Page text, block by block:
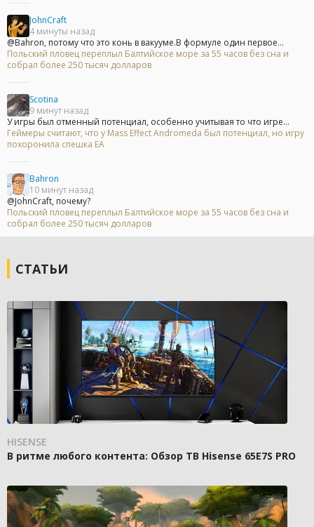
JohnCraft
4 минуты назад
@Bahron, потому что это конь в вакууме.В формуле один первое...
Польский пловец переплыл Балтийское море за 55 часов без сна и
собрал более 250 тысяч долларов
Scotina
9 минут назад
У игры был отменный потенциал, особенно учитывая то что игре...
Геймеры считают, что у Mass Effect Andromeda был потенциал, но игру
похоронила спешка EA
Bahron
10 минут назад
@JohnCraft, почему?
Польский пловец переплыл Балтийское море за 55 часов без сна и
собрал более 250 тысяч долларов
СТАТЬИ
HISENSE
В ритме любого контента: Обзор ТВ Hisense 65E7S PRO